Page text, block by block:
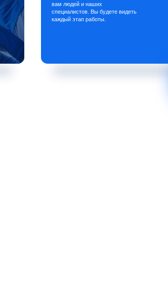
вам людей и наших
специалистов. Вы будете видеть
каждый этап работы.